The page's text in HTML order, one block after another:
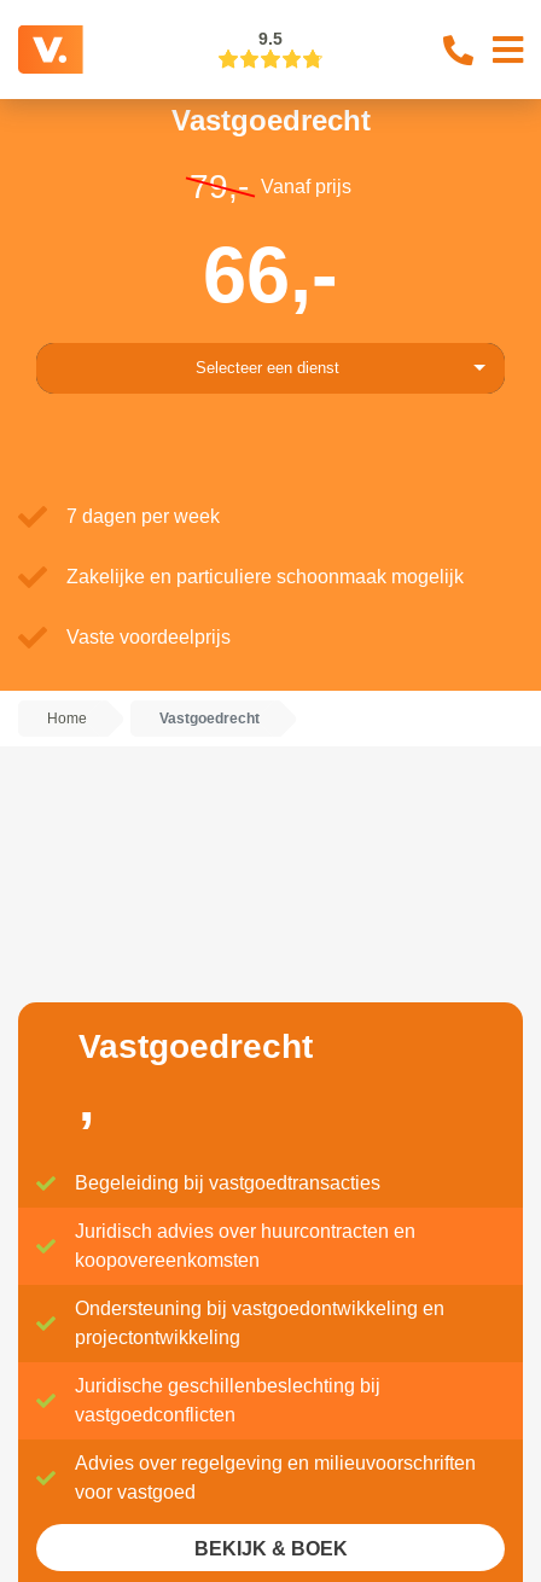
9.5
Vastgoedrecht
79,- Vanaf prijs
66,-
Selecteer een dienst
7 dagen per week
Zakelijke en particuliere schoonmaak mogelijk
Vaste voordeelprijs
Home Vastgoedrecht
Vastgoedrecht
,
Begeleiding bij vastgoedtransacties
Juridisch advies over huurcontracten en
koopovereenkomsten
Ondersteuning bij vastgoedontwikkeling en
projectontwikkeling
Juridische geschillenbeslechting bij
vastgoedconflicten
Advies over regelgeving en milieuvoorschriften
voor vastgoed
BEKIJK & BOEK